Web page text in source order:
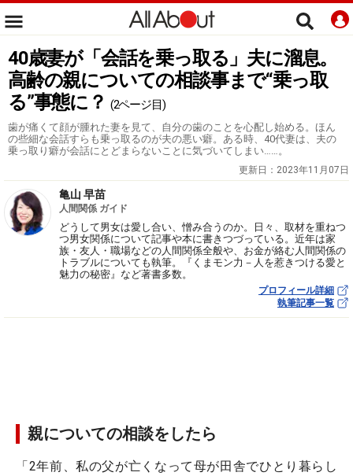
40歳妻が「会話を乗っ取る」夫に溜息。
高齢の親についての相談事まで“乗っ取
る”事態に？ (2ページ目)
歯が痛くて顔が腫れた妻を見て、自分の歯のことを心配し始める。ほん
の些細な会話すらも乗っ取るのが夫の悪い癖。ある時、40代妻は、夫の
乗っ取り癖が会話にとどまらないことに気づいてしまい……。
更新日： 2023年11月07日
亀山 早苗
人間関係 ガイド
どうして男女は愛し合い、憎み合うのか。日々、取材を重ねつ
つ男女関係について記事や本に書きつづっている。近年は家
族・友人・職場などの人間関係全般や、お金が絡む人間関係の
トラブルについても執筆。『くまモン力－人を惹きつける愛と
魅力の秘密』など著書多数。
プロフィール詳細
執筆記事一覧
親についての相談をしたら
「2年前、私の父が亡くなって母が田舎でひとり暮らし